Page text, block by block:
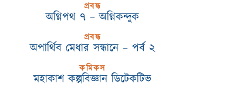
প্রবন্ধ
অগ্নিপথ ৭ – অগ্নিকন্দুক
প্রবন্ধ
অপার্থিব মেধার সন্ধানে – পর্ব ২
কমিকস
মহাকাশ কল্পবিজ্ঞান ডিটেকটিভ